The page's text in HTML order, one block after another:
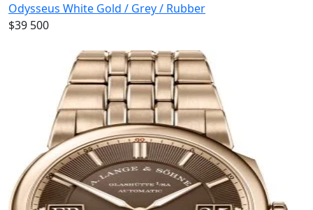
Odysseus White Gold / Grey / Rubber
$39 500